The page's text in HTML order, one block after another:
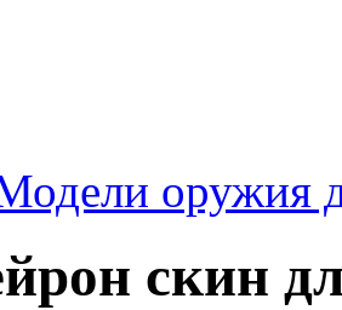
оружия
скин